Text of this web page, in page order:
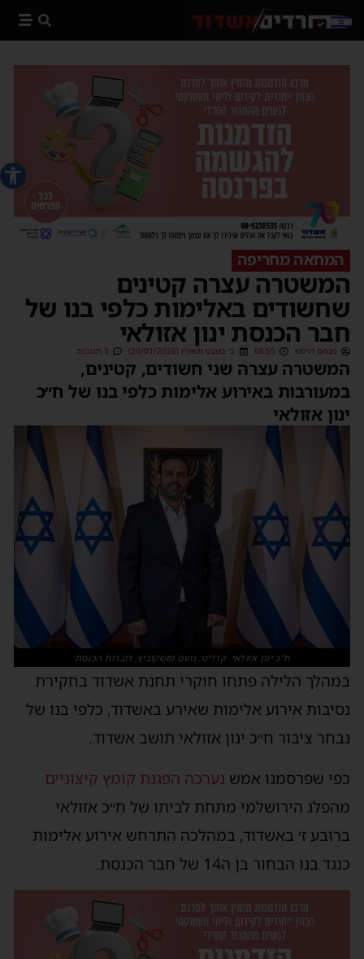
פתח
המחאה מחריפה
המשטרה עצרה קטינים
שחשודים באלימות כלפי בנו של
חבר הכנסת ינון אזולאי
מנחם דויטש 08:55 ב׳ בשבט תשפ״ו (20/01/2026) 3 תגובות
המשטרה עצרה שני חשודים, קטינים,
במעורבות באירוע אלימות כלפי בנו של ח״כ
ינון אזולאי
ח"כ ינון אזולאי. קרדיט: נועם מושקוביץ, דוברות הכנסת
במהלך הלילה פתחו חוקרי תחנת אשדוד בחקירת
נסיבות אירוע אלימות שאירע באשדוד, כלפי בנו של
נבחר ציבור ח״כ ינון אזולאי תושב אשדוד.
כפי שפרסמנו אמש נערכה הפגנת קומץ קיצוניים
מהפלג הירושלמי מתחת לביתו של ח״כ אזולאי
ברובע ז׳ באשדוד, במהלכה התרחש אירוע אלימות
כנגד בנו הבחור בן ה14 של חבר הכנסת.